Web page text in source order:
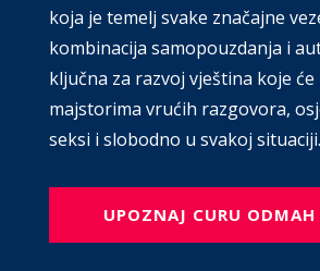
koja je temelj svake značajne
kombinacija samopouzdanja i
ključna za razvoj vještina koje
majstorima vrućih razgovora,
seksi i slobodno u svakoj situaciji.
UPOZNAJ CURU ODMAH